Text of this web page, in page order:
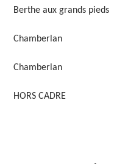
Berthe aux grands pieds
Chamberlan
Chamberlan
HORS CADRE